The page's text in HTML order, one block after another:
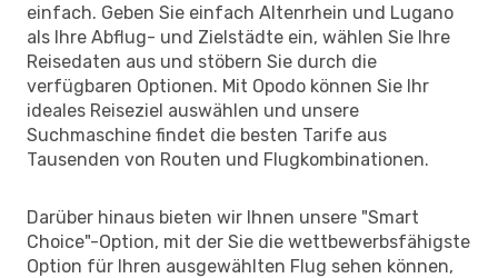
einfach. Geben Sie einfach Altenrhein und Lugano
als Ihre Abflug- und Zielstädte ein, wählen Sie Ihre
Reisedaten aus und stöbern Sie durch die
verfügbaren Optionen. Mit Opodo können Sie Ihr
ideales Reiseziel auswählen und unsere
Suchmaschine findet die besten Tarife aus
Tausenden von Routen und Flugkombinationen.
Darüber hinaus bieten wir Ihnen unsere "Smart
Choice"-Option, mit der Sie die wettbewerbsfähigste
Option für Ihren ausgewählten Flug sehen können,